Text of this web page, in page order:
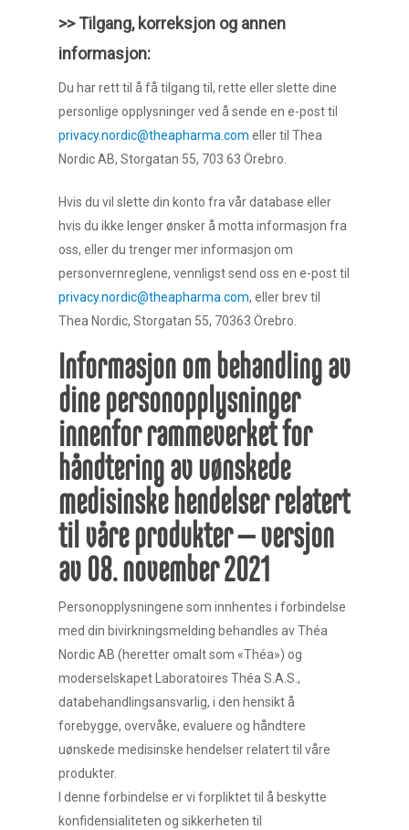
>> Tilgang, korreksjon og annen
informasjon:
Du har rett til å få tilgang til, rette eller slette dine
personlige opplysninger ved å sende en e-post til
privacy.nordic@theapharma.com eller til Thea
Nordic AB, Storgatan 55, 703 63 Örebro.
Hvis du vil slette din konto fra vår database eller
hvis du ikke lenger ønsker å motta informasjon fra
oss, eller du trenger mer informasjon om
personvernreglene, vennligst send oss en e-post til
privacy.nordic@theapharma.com, eller brev til
Thea Nordic, Storgatan 55, 70363 Örebro.
Informasjon om behandling av
dine personopplysninger
innenfor rammeverket for
håndtering av uønskede
medisinske hendelser relatert
til våre produkter – versjon
av 08. november 2021
Personopplysningene som innhentes i forbindelse
med din bivirkningsmelding behandles av Théa
Nordic AB (heretter omalt som «Théa») og
moderselskapet Laboratoires Théa S.A.S.,
databehandlingsansvarlig, i den hensikt å
forebygge, overvåke, evaluere og håndtere
uønskede medisinske hendelser relatert til våre
produkter.
I denne forbindelse er vi forpliktet til å beskytte
konfidensialiteten og sikkerheten til